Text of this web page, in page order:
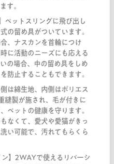
す。
ペットスリングに飛び出し
の留め具がついています。
、ナスカンを首輪につけ
に活動のニーズにも応える
の場合、中の留め具をしめ
防止することもできます。
は綿生地、内側はポリエス
縫製が施され、毛が付きに
ペットの健康を守ります。
なくて、愛犬や愛猫がきっ
い可能で、汚れてもらくら
】2WAYで使えるリバ一シ